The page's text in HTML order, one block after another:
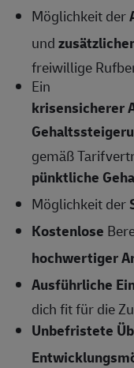
Möglichkeit der
und
freiwillige
Ein
krisensicherer
gemäß
pünktliche
Möglichkeit der
Kostenlose
hochwertiger
Ausführliche
dich fit für die
Unbefristete